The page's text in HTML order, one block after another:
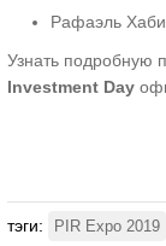
Рафаэль
Узнать подробную
Investment Day
тэги: PIR Expo 2019